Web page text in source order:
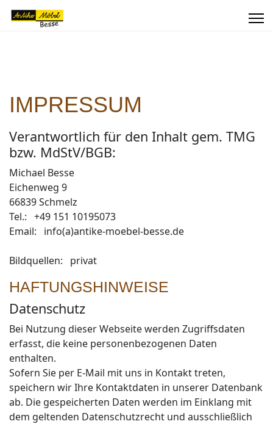
IMPRESSUM
Verantwortlich für den Inhalt gem. TMG
bzw. MdStV/BGB:
Michael Besse
Eichenweg 9
66839 Schmelz
Tel.: +49 151 10195073
Email: info(a)antike-moebel-besse.de
Bildquellen: privat
HAFTUNGSHINWEISE
Datenschutz
Bei Nutzung dieser Webseite werden Zugriffsdaten
erfasst, die keine personenbezogenen Daten
enthalten.
Sofern Sie per E-Mail mit uns in Kontakt treten,
speichern wir Ihre Kontaktdaten in unserer Datenbank
ab. Die gespeicherten Daten werden im Einklang mit
dem geltenden Datenschutzrecht und ausschließlich